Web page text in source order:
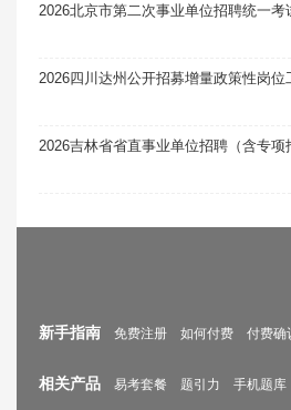
2026北京市第二次事业单位招聘统一考
新手指南 免费注册 如何付费 付费确
相关产品 易考套餐 题引力 手机题库